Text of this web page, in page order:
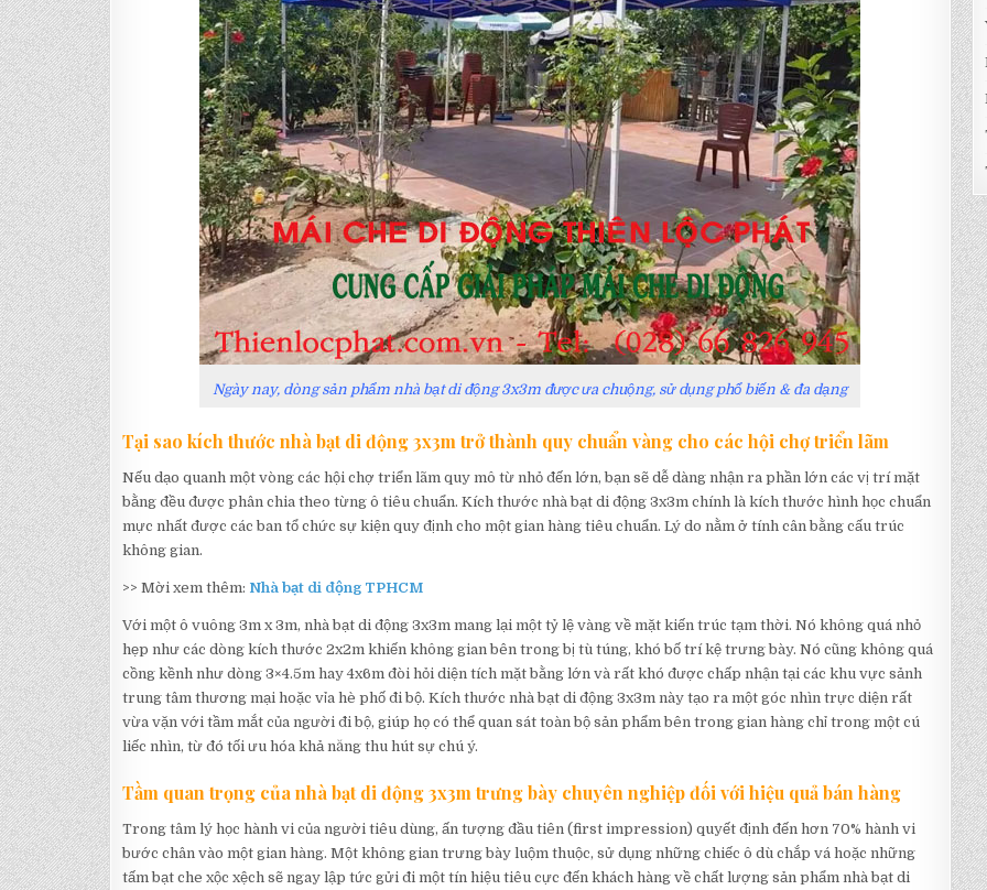
Ngày nay, dòng sản phẩm nhà bạt di động 3x3m được ưa chuộng, sử dụng phổ biến & đa dạng
Tại sao kích thước nhà bạt di động 3x3m trở thành quy chuẩn vàng cho các hội chợ triển lãm
Nếu dạo quanh một vòng các hội chợ triển lãm quy mô từ nhỏ đến lớn, bạn sẽ dễ dàng nhận ra phần lớn các vị trí mặt
bằng đều được phân chia theo từng ô tiêu chuẩn. Kích thước nhà bạt di động 3x3m chính là kích thước hình học chuẩn
mực nhất được các ban tổ chức sự kiện quy định cho một gian hàng tiêu chuẩn. Lý do nằm ở tính cân bằng cấu trúc
không gian.
>> Mời xem thêm: Nhà bạt di động TPHCM
Với một ô vuông 3m x 3m, nhà bạt di động 3x3m mang lại một tỷ lệ vàng về mặt kiến trúc tạm thời. Nó không quá nhỏ
hẹp như các dòng kích thước 2x2m khiến không gian bên trong bị tù túng, khó bố trí kệ trưng bày. Nó cũng không quá
cồng kềnh như dòng 3×4.5m hay 4x6m đòi hỏi diện tích mặt bằng lớn và rất khó được chấp nhận tại các khu vực sảnh
trung tâm thương mại hoặc vỉa hè phố đi bộ. Kích thước nhà bạt di động 3x3m này tạo ra một góc nhìn trực diện rất
vừa vặn với tầm mắt của người đi bộ, giúp họ có thể quan sát toàn bộ sản phẩm bên trong gian hàng chỉ trong một cú
liếc nhìn, từ đó tối ưu hóa khả năng thu hút sự chú ý.
Tầm quan trọng của nhà bạt di động 3x3m trưng bày chuyên nghiệp đối với hiệu quả bán hàng
Trong tâm lý học hành vi của người tiêu dùng, ấn tượng đầu tiên (first impression) quyết định đến hơn 70% hành vi
bước chân vào một gian hàng. Một không gian trưng bày luộm thuộc, sử dụng những chiếc ô dù chắp vá hoặc những
tấm bạt che xộc xệch sẽ ngay lập tức gửi đi một tín hiệu tiêu cực đến khách hàng về chất lượng sản phẩm nhà bạt di